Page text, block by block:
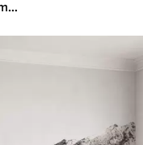
Uduvõrk mets rahuliku vee ääres pehmetes looduslikes pastelltoonides